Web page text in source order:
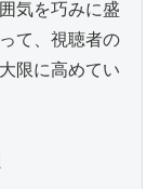
気を巧みに盛
て、視聴者の
限に高めてい